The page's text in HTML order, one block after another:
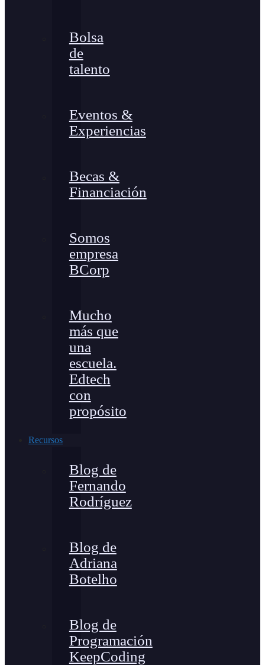
Bolsa
de
talento
Eventos &
Experiencias
Becas &
Financiación
Somos
empresa
BCorp
Mucho
más que
una
escuela.
Edtech
con
propósito
Recursos
Blog de
Fernando
Rodríguez
Blog de
Adriana
Botelho
Blog de
Programación
KeepCoding